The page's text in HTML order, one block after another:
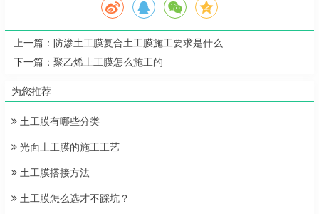
上一篇： 防渗土工膜复合土工膜施工要求是什么
下一篇： 聚乙烯土工膜怎么施工的
为您推荐
土工膜有哪些分类
光面土工膜的施工工艺
土工膜搭接方法
土工膜怎么选才不踩坑？